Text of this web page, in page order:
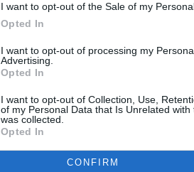
I want to opt-out of the Sale of my
Opted In
I want to opt-out of processing my
Advertising.
Opted In
I want to opt-out of Collection, Use,
of my Personal Data that Is Unrelated
was collected.
Opted In
CONFIRM